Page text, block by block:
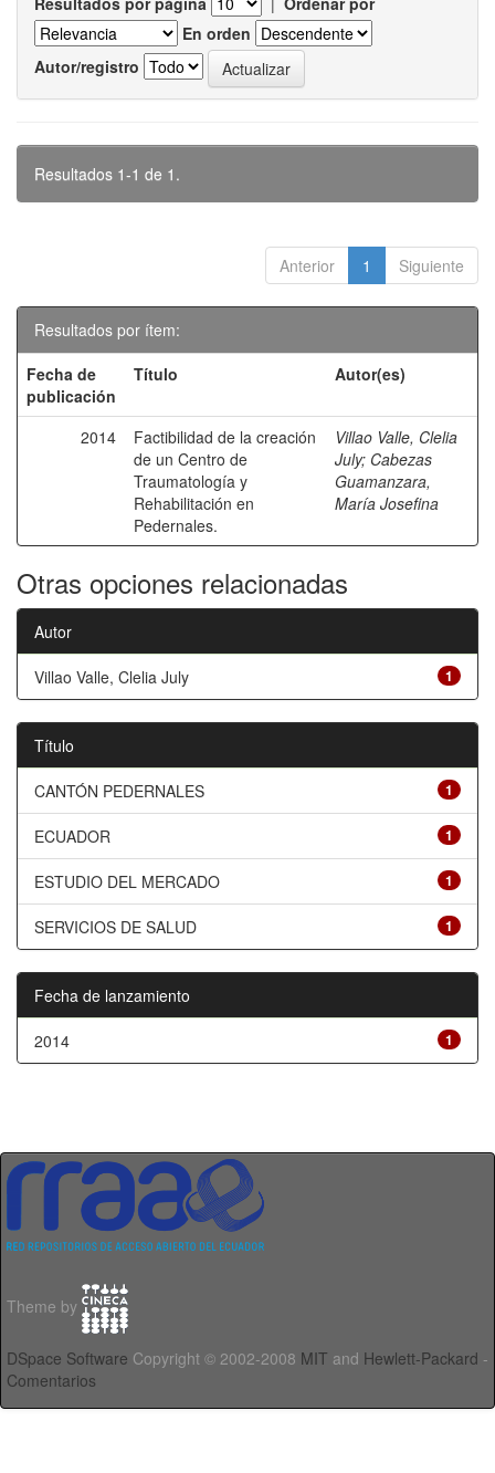
En orden
Autor/registro
Resultados 1-1 de 1.
Anterior 1 Siguiente
Resultados por ítem:
Fecha de
publicación
Título Autor(es)
2014
Factibilidad de la creación
de un Centro de
Traumatología y
Rehabilitación en
Pedernales.
Villao Valle, Clelia
July; Cabezas
Guamanzara,
María Josefina
Otras opciones relacionadas
Autor
1
Villao Valle, Clelia July
Título
1
CANTÓN PEDERNALES
1
ECUADOR
1
ESTUDIO DEL MERCADO
1
SERVICIOS DE SALUD
Fecha de lanzamiento
1
2014
Theme by
DSpace Software Copyright © 2002-2008 MIT and Hewlett-Packard -
Comentarios